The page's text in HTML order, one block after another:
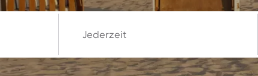
Jederzeit